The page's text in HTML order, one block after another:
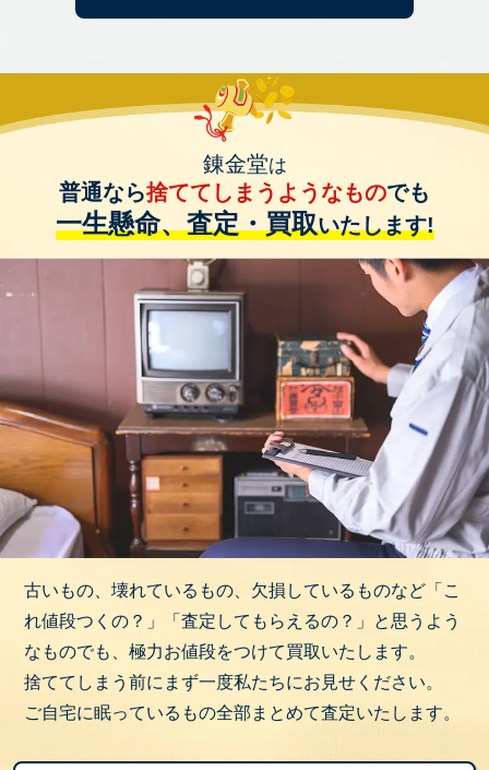
錬金堂は
普通なら捨ててしまうようなものでも
一生懸命、査定・買取いたします!
古いもの、壊れているもの、欠損しているものなど「こ
れ値段つくの？」「査定してもらえるの？」と思うよう
なものでも、極力お値段をつけて買取いたします。
捨ててしまう前にまず一度私たちにお見せください。
ご自宅に眠っているもの全部まとめて査定いたします。